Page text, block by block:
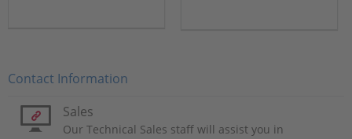
Contact Information
Sales
Our Technical Sales staff will assist you in